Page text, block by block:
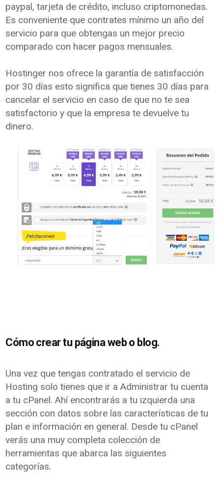
paypal, tarjeta de crédito, incluso criptomonedas.
Es conveniente que contrates mínimo un año del
servicio para que obtengas un mejor precio
comparado con hacer pagos mensuales.
Hostinger nos ofrece la garantía de satisfacción
por 30 días esto significa que tienes 30 días para
cancelar el servicio en caso de que no te sea
satisfactorio y que la empresa te devuelve tu
dinero.
Cómo crear tu página web o blog.
Una vez que tengas contratado el servicio de
Hosting solo tienes que ir a Administrar tu cuenta
a tu cPanel. Ahí encontrarás a tu izquierda una
sección con datos sobre las características de tu
plan e información en general. Desde tu cPanel
verás una muy completa colección de
herramientas que abarca las siguientes
categorías.